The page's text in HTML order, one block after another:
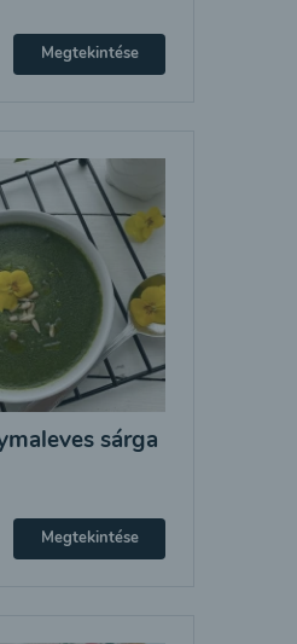
Megtekintése
sárga
Megtekintése